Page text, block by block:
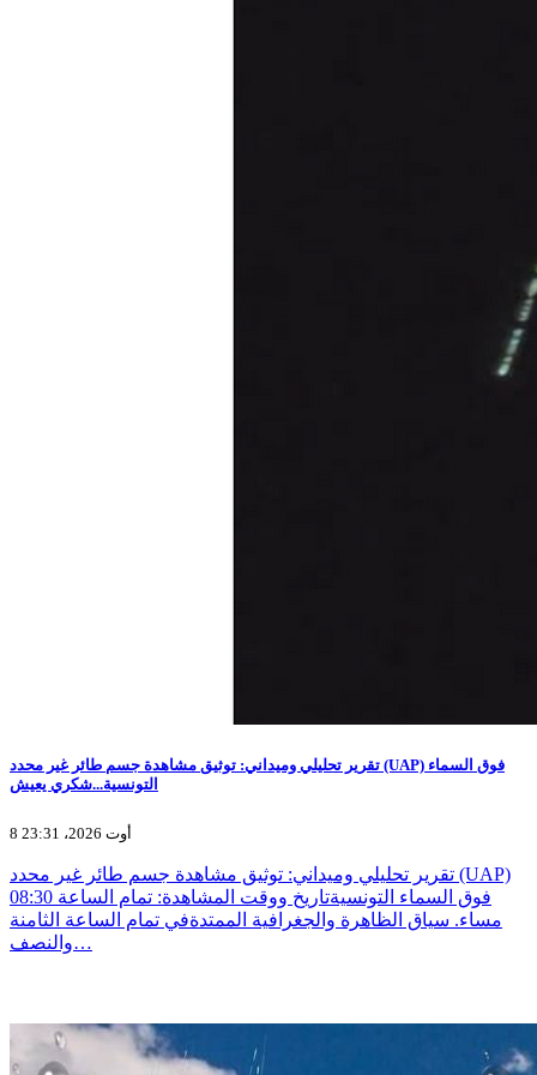
تقرير تحليلي وميداني: توثيق مشاهدة جسم طائر غير محدد (UAP) فوق السماء
التونسية...شكري يعيش
8 أوت 2026، 23:31
تقرير تحليلي وميداني: توثيق مشاهدة جسم طائر غير محدد (UAP)
فوق السماء التونسيةتاريخ ووقت المشاهدة: تمام الساعة 08:30
مساء. سياق الظاهرة والجغرافية الممتدةفي تمام الساعة الثامنة
والنصف…